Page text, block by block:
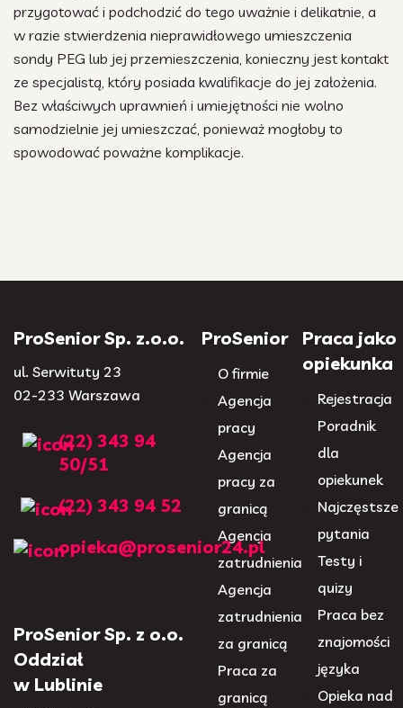
przygotować i podchodzić do tego uważnie i delikatnie, a
w razie stwierdzenia nieprawidłowego umieszczenia
sondy PEG lub jej przemieszczenia, konieczny jest kontakt
ze specjalistą, który posiada kwalifikacje do jej założenia.
Bez właściwych uprawnień i umiejętności nie wolno
samodzielnie jej umieszczać, ponieważ mogłoby to
spowodować poważne komplikacje.
ProSenior Sp. z.o.o.
ul. Serwituty 23
02-233 Warszawa
(22) 343 94
50/51
(22) 343 94 52
opieka@prosenior24.pl
ProSenior Sp. z o.o.
Oddział
w Lublinie
ProSenior
O firmie
Agencja
pracy
Agencja
pracy za
granicą
Agencja
zatrudnienia
Agencja
zatrudnienia
za granicą
Praca za
granicą
Praca jako
opiekunka
Rejestracja
Poradnik
dla
opiekunek
Najczęstsze
pytania
Testy i
quizy
Praca bez
znajomości
języka
Opieka nad